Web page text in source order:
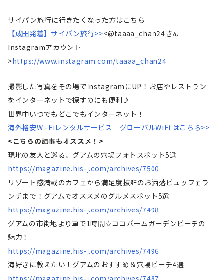
サイパン旅行に行きたくなった方はこちら
【成田発着】サイパン旅行>><@taaaa_chan24さん
Instagramアカウント
>https://www.instagram.com/taaaa_chan24
撮影した写真をその場でInstagramにUP！お店やレストラン
をインターネットで探すのにも便利♪
世界中いつでもどこでもインターネット！
海外格安Wi-Fiレンタルサービス グローバルWiFi はこちら>>
<こちらの記事もオススメ！>
現地の友人と巡る、グアムの穴場フォトスポット5選
https://magazine.his-j.com/archives/7500
リゾート感満載のカフェから満足度抜群のお洒落ビュッフェラ
ンチまで！グアムでオススメのグルメスポット5選
https://magazine.his-j.com/archives/7498
グアムの市街地より車で1時間☆ココパームガーデンビーチの
魅力！
https://magazine.his-j.com/archives/7496
海好きに教えたい！グアムのおすすめ＆穴場ビーチ4選
https://magazine.his-j.com/archives/7487